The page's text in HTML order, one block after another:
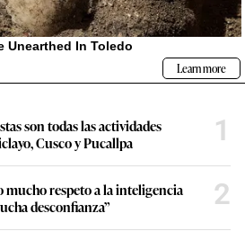
son todas las actividades
Cusco y Pucallpa
1
mucho respeto a la inteligencia
desconfianza”
2